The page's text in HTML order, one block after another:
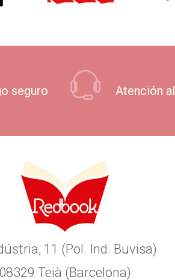
seguro Atención
11 (Pol. Ind. Buvisa)
08329 Teià (Barcelona)